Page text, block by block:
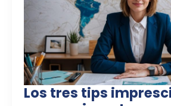
Los tres tips